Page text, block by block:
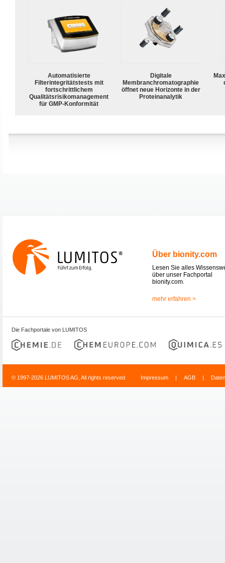
Automatisierte
Filterintegritätstests mit
fortschrittlichem
Qualitätsrisikomanagement
für GMP-Konformität
Digitale
Membranchromatographie
öffnet neue Horizonte in der
Proteinanalytik
Über bionity.com
Lesen Sie alles
über unser Fachportal
bionity.com.
mehr erfahren >
Die Fachportale von LUMITOS
© 1997-2026 LUMITOS AG, All rights reserved Impressum | AGB |